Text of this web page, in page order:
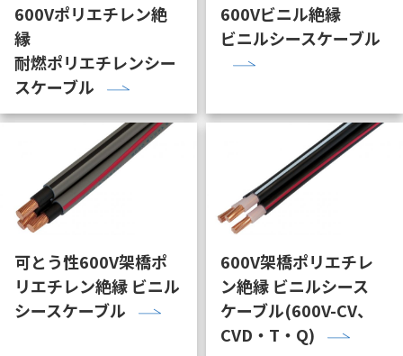
600Vポリエチレン絶
縁
耐燃ポリエチレンシー
スケーブル
600Vビニル絶縁
ビニルシースケーブル
可とう性600V架橋ポ
リエチレン絶縁 ビニル
シースケーブル
600V架橋ポリエチレ
ン絶縁 ビニルシース
ケーブル(600V-CV、
CVD・T・Q)